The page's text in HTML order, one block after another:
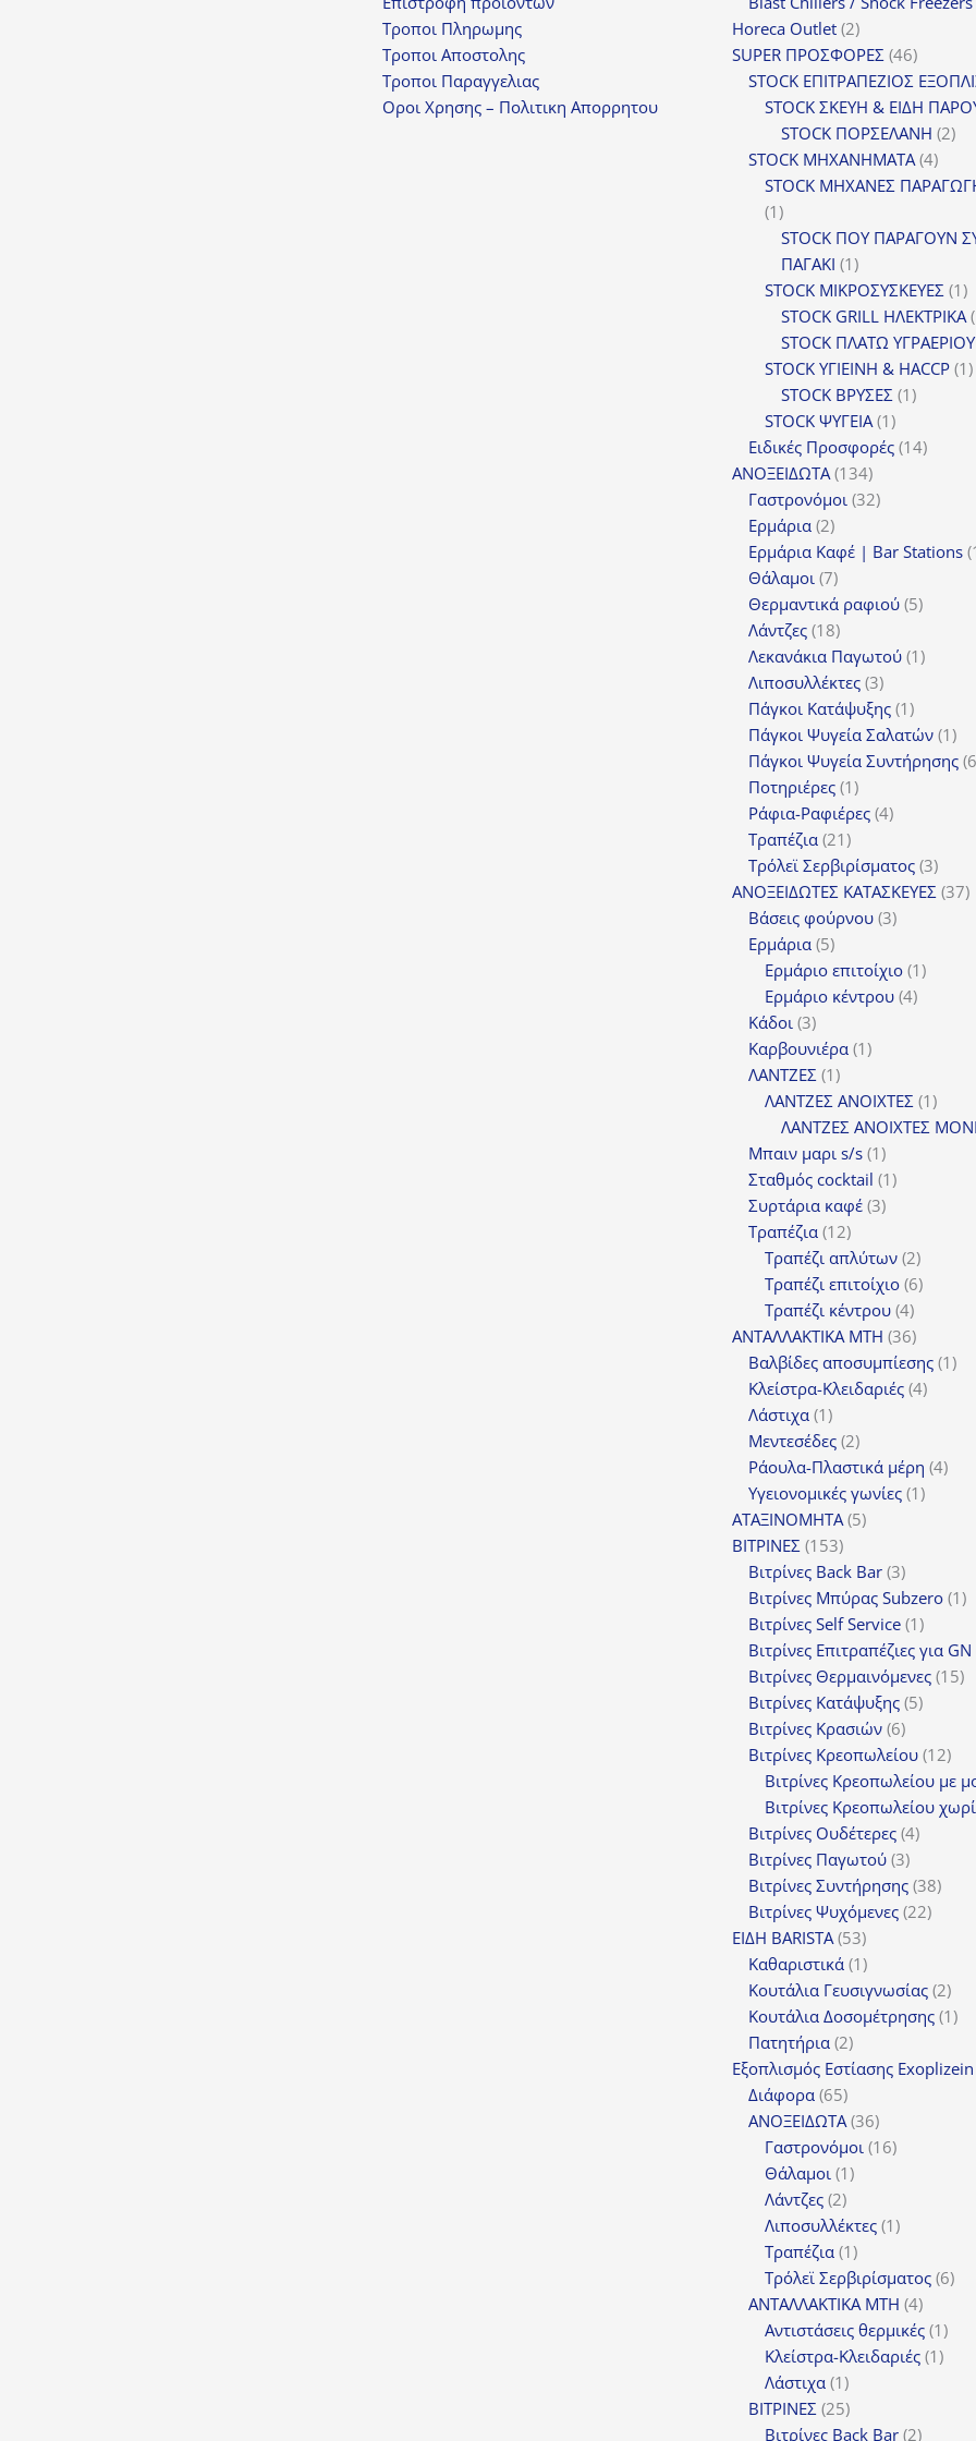
Τροποι Πληρωμης
Τροποι Αποστολης
Τροποι Παραγγελιας
Οροι Χρησης – Πολιτικη Απορρητου
Horeca Outlet 22
προϊόντα
SUPER ΠΡΟΣΦΟΡΕΣ 4646
STOCK ΕΠΙΤΡΑΠΕΖΙΟΣ
STOCK ΣΚΕΥΗ & ΕΙΔΗ
STOCK ΠΟΡΣΕΛΑΝΗ 22
STOCK ΜΗΧΑΝΗΜΑΤΑ 44
STOCK ΜΗΧΑΝΕΣ
11
προϊόν
STOCK ΠΟΥ ΠΑΡΑΓΟΥΝ
ΠΑΓΑΚΙ 11
προϊόν
STOCK ΜΙΚΡΟΣΥΣΚΕΥΕΣ 11
STOCK GRILL ΗΛΕΚΤΡΙΚΑ
STOCK ΠΛΑΤΩ ΥΓΡΑΕΡΙΟΥ
STOCK ΥΓΙΕΙΝΗ & HACCP 11
STOCK ΒΡΥΣΕΣ 11
STOCK ΨΥΓΕΙΑ 11
προϊόν
Ειδικές Προσφορές 1414
ΑΝΟΞΕΙΔΩΤΑ 134134
προϊόντα
Γαστρονόμοι 3232
Ερμάρια 22
προϊόντα
Ερμάρια Καφέ | Bar Stations
Θάλαμοι 77
προϊόντα
Θερμαντικά ραφιού 55
Λάντζες 1818
προϊόντα
Λεκανάκια Παγωτού 11
Λιποσυλλέκτες 33
προϊόντα
Πάγκοι Κατάψυξης 11
προϊόν
Πάγκοι Ψυγεία Σαλατών 11
Πάγκοι Ψυγεία Συντήρησης 6
Ποτηριέρες 11
προϊόν
Ράφια-Ραφιέρες 44
Τραπέζια 2121
προϊόντα
Τρόλεϊ Σερβιρίσματος 33
ΑΝΟΞΕΙΔΩΤΕΣ ΚΑΤΑΣΚΕΥΕΣ 3737
Βάσεις φούρνου 33
Ερμάρια 55
προϊόντα
Ερμάριο επιτοίχιο 11
Ερμάριο κέντρου 44
Κάδοι 33
προϊόντα
Καρβουνιέρα 11
ΛΑΝΤΖΕΣ 11
προϊόν
ΛΑΝΤΖΕΣ ΑΝΟΙΧΤΕΣ 11
ΛΑΝΤΖΕΣ ΑΝΟΙΧΤΕΣ
Μπαιν μαρι s/s 11
προϊόν
Σταθμός cocktail 11
Συρτάρια καφέ 33
Τραπέζια 1212
προϊόντα
Τραπέζι απλύτων 22
προϊόντα
Τραπέζι επιτοίχιο 66
Τραπέζι κέντρου 44
προϊόντα
ΑΝΤΑΛΛΑΚΤΙΚΑ MTH 3636
προϊόντα
Βαλβίδες αποσυμπίεσης 11
Κλείστρα-Κλειδαριές 44
Λάστιχα 11
προϊόν
Μεντεσέδες 22
προϊόντα
Ράουλα-Πλαστικά μέρη 44
Υγειονομικές γωνίες 11
ΑΤΑΞΙΝΟΜΗΤΑ 55
ΒΙΤΡΙΝΕΣ 153153
προϊόντα
Βιτρίνες Back Bar 33
προϊόντα
Βιτρίνες Mπύρας Subzero 11
Βιτρίνες Self Service 11
προϊόν
Βιτρίνες Επιτραπέζιες για GN
Βιτρίνες Θερμαινόμενες 1515
Βιτρίνες Κατάψυξης 55
Βιτρίνες Κρασιών 66
προϊόντα
Βιτρίνες Κρεοπωλείου 1212
Βιτρίνες Κρεοπωλείου με
Βιτρίνες Κρεοπωλείου
Βιτρίνες Ουδέτερες 44
Βιτρίνες Παγωτού 33
προϊόντα
Βιτρίνες Συντήρησης 3838
Βιτρίνες Ψυχόμενες 2222
ΕΙΔΗ BARISTA 5353
προϊόντα
Καθαριστικά 11
προϊόν
Κουτάλια Γευσιγνωσίας 22
Κουτάλια Δοσομέτρησης 11
Πατητήρια 22
προϊόντα
Εξοπλισμός Εστίασης Exoplizein
Διάφορα 6565
προϊόντα
ΑΝΟΞΕΙΔΩΤΑ 3636
προϊόντα
Γαστρονόμοι 1616
Θάλαμοι 11
Λάντζες 22
προϊόντα
Λιποσυλλέκτες 11
Τραπέζια 11
προϊόν
Τρόλεϊ Σερβιρίσματος 66
ΑΝΤΑΛΛΑΚΤΙΚΑ MTH 44
Αντιστάσεις θερμικές 11
Κλείστρα-Κλειδαριές 11
Λάστιχα 11
προϊόν
ΒΙΤΡΙΝΕΣ 2525
προϊόντα
Βιτρίνες Back Bar 22